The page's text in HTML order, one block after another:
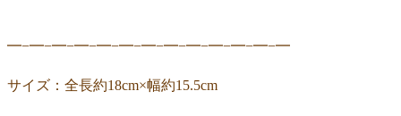
━−━−━−━−━−━−━−━−━−━−━−━−━
サイズ：全長約18cm×幅約15.5cm